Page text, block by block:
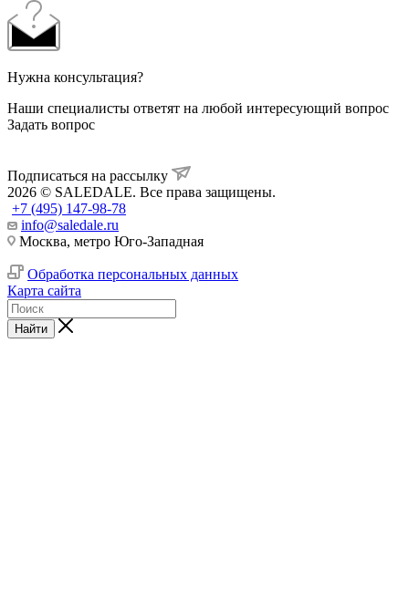
Нужна консультация?
Наши специалисты ответят на любой интересующий вопрос
Задать вопрос
Подписаться на рассылку
2026 © SALEDALE. Все права защищены.
+7 (495) 147-98-78
info@saledale.ru
Москва, метро Юго-Западная
Обработка персональных данных
Карта сайта
Найти